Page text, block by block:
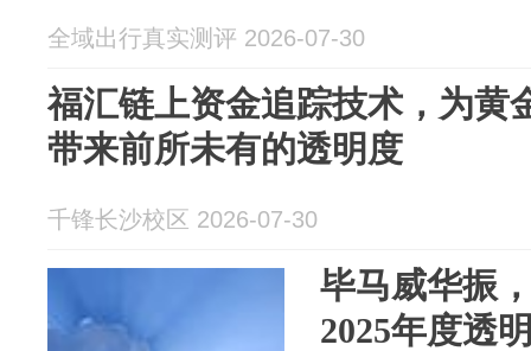
全域出行真实测评 2026-07-30
福汇链上资金追踪技术，为黄
带来前所未有的透明度
千锋长沙校区 2026-07-30
毕马威华振
2025年度透